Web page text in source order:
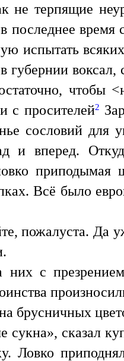
не терпящие
последнее время
испытать
губернии
чтобы
с просителей2
сословий для
и вперед.
Всё было
пожалуста. Да
с презрением
брусничных
сукна», сказал
Ловко